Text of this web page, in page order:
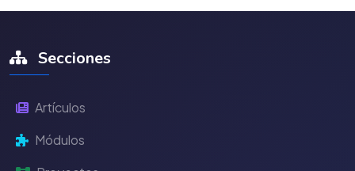
Secciones
Artículos
Módulos